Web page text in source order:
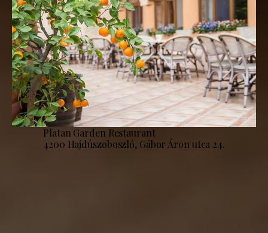
Platan Garden Restaurant
4200 Hajdúszoboszló, Gábor Áron utca 24.